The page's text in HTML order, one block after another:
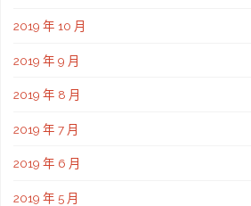
2019 年 10 月
2019 年 9 月
2019 年 8 月
2019 年 7 月
2019 年 6 月
2019 年 5 月